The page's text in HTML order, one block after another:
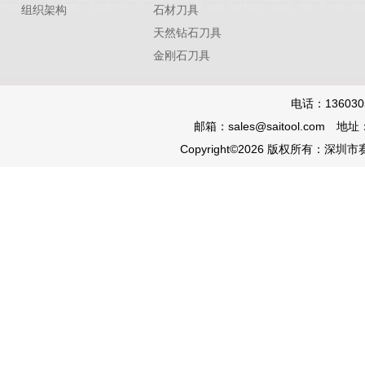
组织架构
石材刀具
天然钻石刀具
金刚石刀具
电话：
邮箱：sales@saitool.com 地址
Copyright©2026 版权所有：深圳